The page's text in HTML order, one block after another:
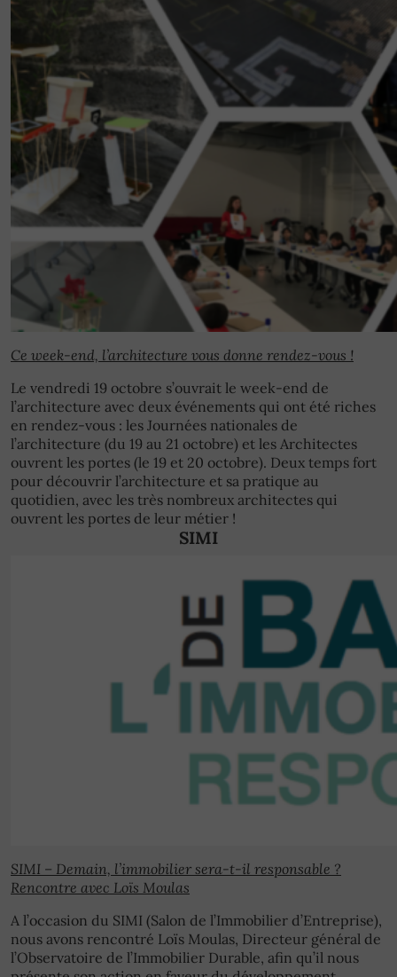
Ce week-end, l’architecture vous donne rendez-vous !
Le vendredi 19 octobre s’ouvrait le week-end de
l’architecture avec deux événements qui ont été riches
en rendez-vous : les Journées nationales de
l’architecture (du 19 au 21 octobre) et les Architectes
ouvrent les portes (le 19 et 20 octobre). Deux temps fort
pour découvrir l’architecture et sa pratique au
quotidien, avec les très nombreux architectes qui
ouvrent les portes de leur métier !
SIMI
SIMI – Demain, l’immobilier sera-t-il responsable ?
Rencontre avec Loïs Moulas
A l’occasion du SIMI (Salon de l’Immobilier d’Entreprise),
nous avons rencontré Loïs Moulas, Directeur général de
l’Observatoire de l’Immobilier Durable, afin qu’il nous